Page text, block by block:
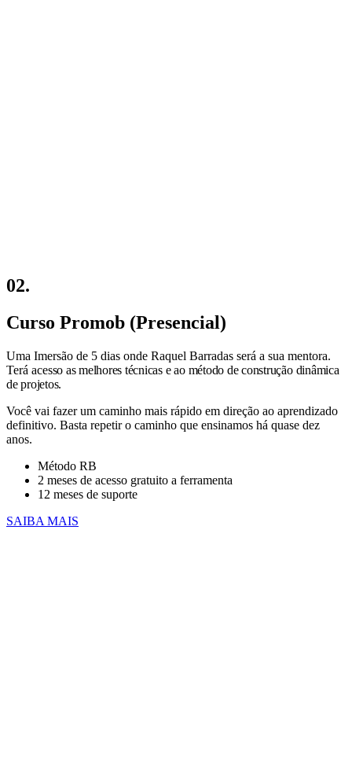
02.
Curso Promob (Presencial)
Uma Imersão de 5 dias onde Raquel Barradas será a sua mentora.
Terá acesso as melhores técnicas e ao método de construção dinâmica
de projetos.
Você vai fazer um caminho mais rápido em direção ao aprendizado
definitivo. Basta repetir o caminho que ensinamos há quase dez
anos.
Método RB
2 meses de acesso gratuito a ferramenta
12 meses de suporte
SAIBA MAIS